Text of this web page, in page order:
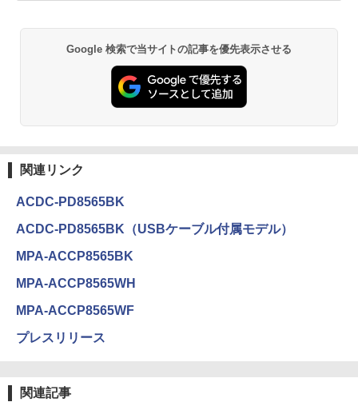
Google 検索で当サイトの記事を優先表示させる
関連リンク
ACDC-PD8565BK
ACDC-PD8565BK（USBケーブル付属モデル）
MPA-ACCP8565BK
MPA-ACCP8565WH
MPA-ACCP8565WF
プレスリリース
関連記事